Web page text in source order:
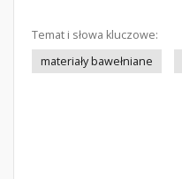
Temat i słowa kluczowe:
materiały bawełniane